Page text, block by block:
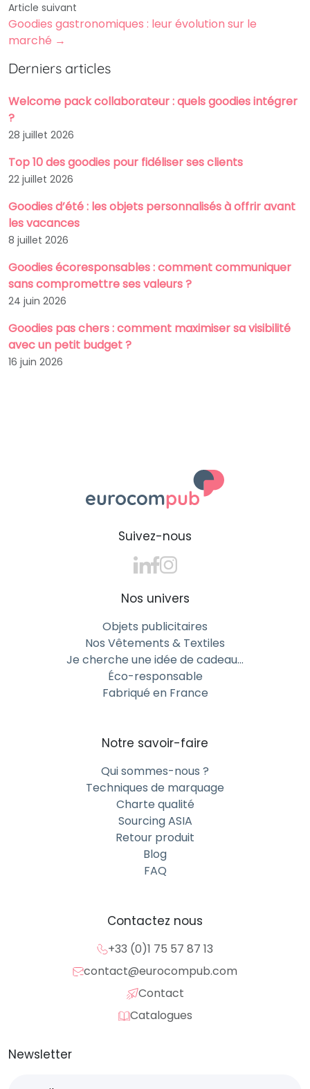
Article suivant
Goodies gastronomiques : leur évolution sur le
marché →
Derniers articles
Welcome pack collaborateur : quels goodies intégrer
?
28 juillet 2026
Top 10 des goodies pour fidéliser ses clients
22 juillet 2026
Goodies d’été : les objets personnalisés à offrir avant
les vacances
8 juillet 2026
Goodies écoresponsables : comment communiquer
sans compromettre ses valeurs ?
24 juin 2026
Goodies pas chers : comment maximiser sa visibilité
avec un petit budget ?
16 juin 2026
Suivez-nous
Nos univers
Objets publicitaires
Nos Vêtements & Textiles
Je cherche une idée de cadeau…
Éco-responsable
Fabriqué en France
Notre savoir-faire
Qui sommes-nous ?
Techniques de marquage
Charte qualité
Sourcing ASIA
Retour produit
Blog
FAQ
Contactez nous
+33 (0)1 75 57 87 13
contact@eurocompub.com
Contact
Catalogues
Newsletter